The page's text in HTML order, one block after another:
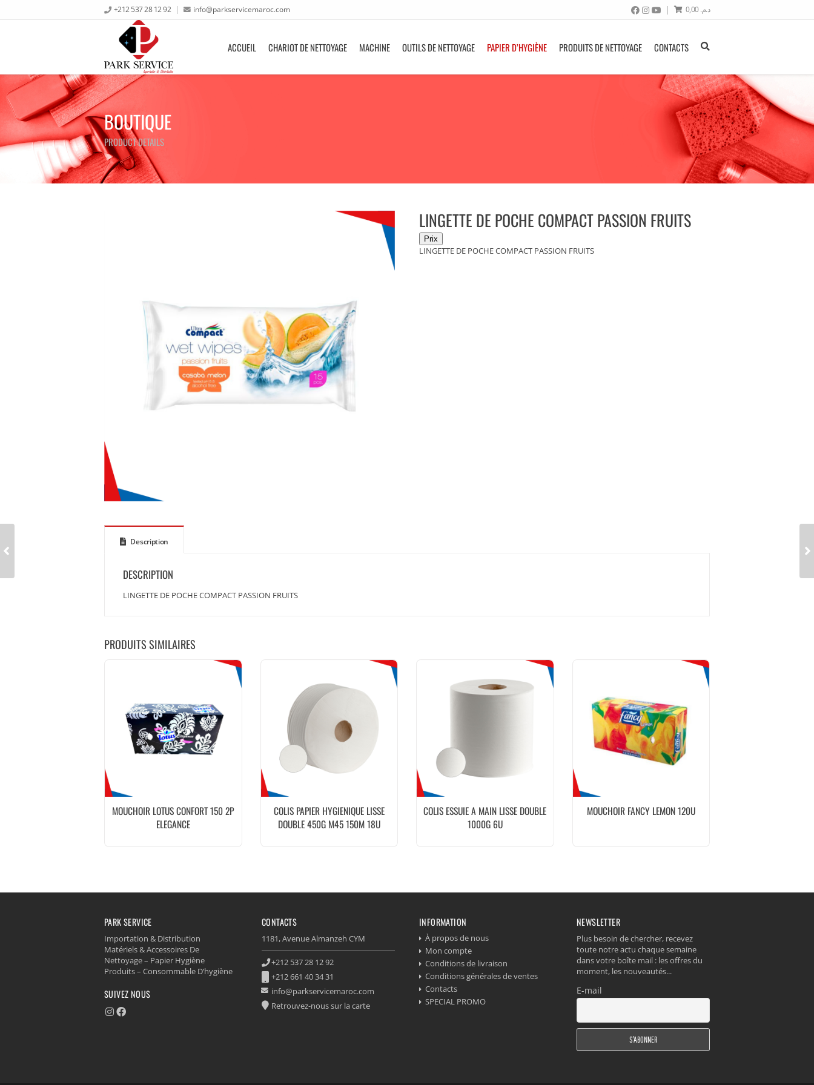
+212 537 28 12 92 info@parkservicemaroc.com د.م.0,00
ACCUEIL CHARIOT DE NETTOYAGE MACHINE OUTILS DE NETTOYAGE PAPIER D’HYGIÈNE PRODUITS DE NETTOYAGE CONTACTS
BOUTIQUE
PRODUCT DETAILS
LINGETTE DE POCHE COMPACT PASSION FRUITS
LINGETTE DE POCHE COMPACT PASSION FRUITS
Description
DESCRIPTION
LINGETTE DE POCHE COMPACT PASSION FRUITS
PRODUITS SIMILAIRES
MOUCHOIR LOTUS CONFORT 150 2P
ELEGANCE
COLIS PAPIER HYGIENIQUE LISSE
DOUBLE 450G M45 150M 18U
COLIS ESSUIE A MAIN LISSE DOUBLE
1000G 6U
MOUCHOIR FANCY LEMON 120U
PARK SERVICE
Importation & Distribution
Matériels & Accessoires De
Nettoyage – Papier Hygiène
Produits – Consommable D’hygiène
SUIVEZ NOUS
CONTACTS
1181, Avenue Almanzeh CYM
+212 537 28 12 92
+212 661 40 34 31
info@parkservicemaroc.com
Retrouvez-nous sur la carte
INFORMATION
À propos de nous
Mon compte
Conditions de livraison
Conditions générales de ventes
Contacts
SPECIAL PROMO
NEWSLETTER
Plus besoin de chercher, recevez
toute notre actu chaque semaine
dans votre boîte mail : les offres du
moment, les nouveautés...
E-mail